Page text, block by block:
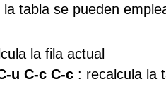
tabla se pueden
la fila actual
u C-c C-c : recalcula la